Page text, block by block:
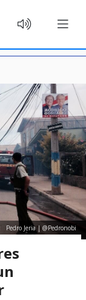
Pedro Jeria | @Pedronobi